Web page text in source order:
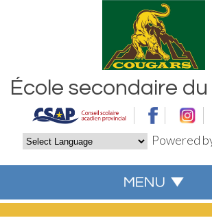
Powered
École secondaire